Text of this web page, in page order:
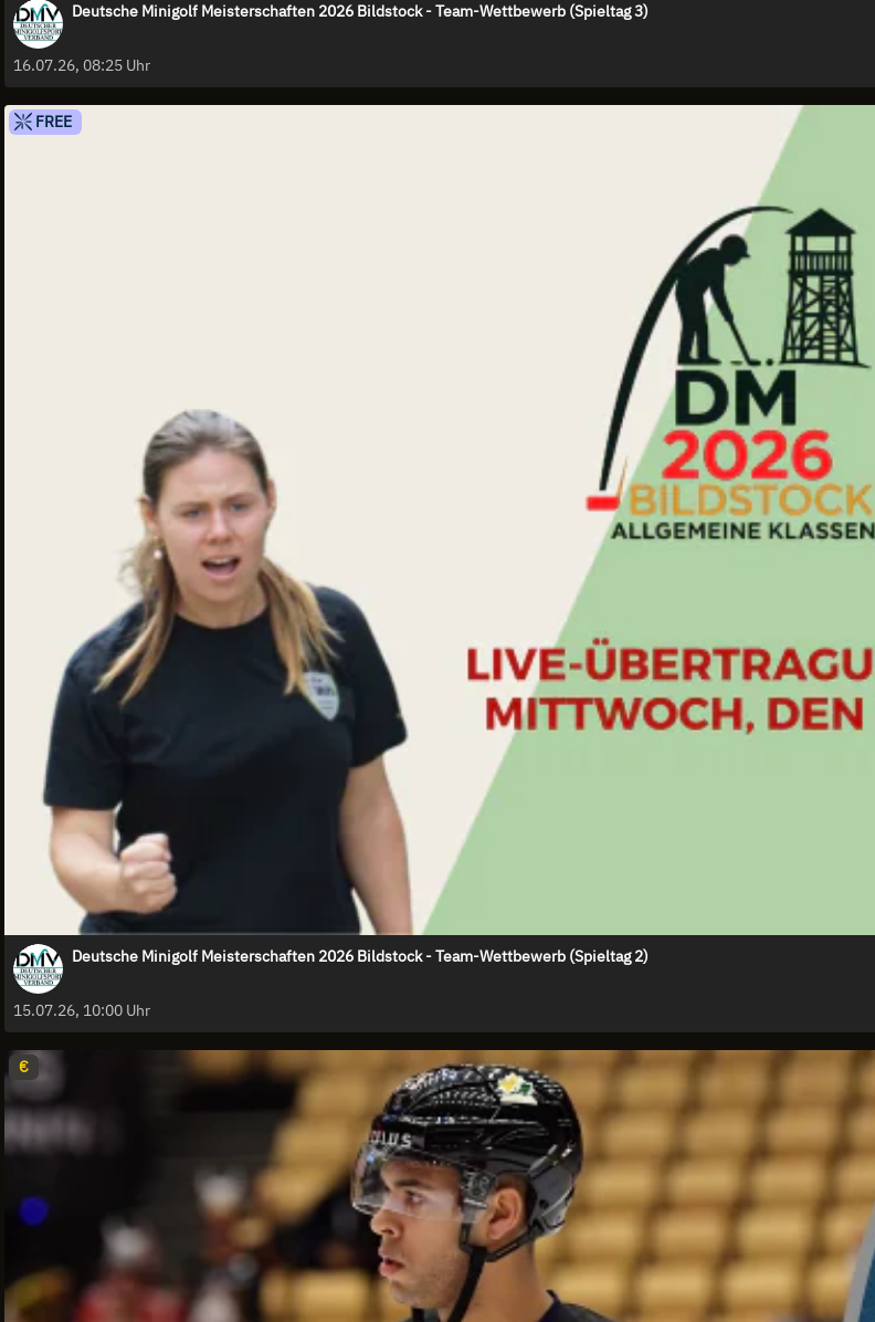
Deutsche Minigolf Meisterschaften 2026 Bildstock - Team-Wettbewerb (Spieltag 3)
16.07.26, 08:25 Uhr
FREE
Deutsche Minigolf Meisterschaften 2026 Bildstock - Team-Wettbewerb (Spieltag 2)
15.07.26, 10:00 Uhr
€